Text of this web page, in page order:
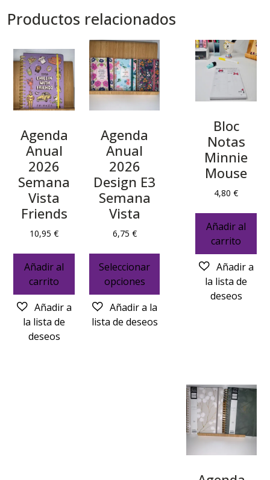
Productos relacionados
Agenda
Anual
2026
Semana
Vista
Friends
10,95 €
Añadir al
carrito
Bloc
Notas
Minnie
Mouse
4,80 €
Añadir al
carrito
Agenda
Anual
2026
Design E3
Semana
Vista
6,75 €
Seleccionar
opciones